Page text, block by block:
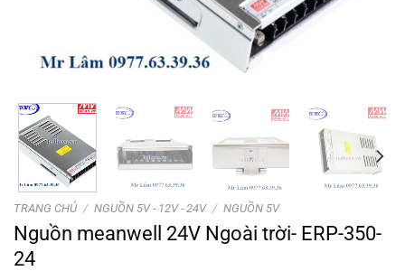
TRANG CHỦ / NGUỒN 5V - 12V - 24V / NGUỒN 5V
Nguồn meanwell 24V Ngoài trời- ERP-350-
24